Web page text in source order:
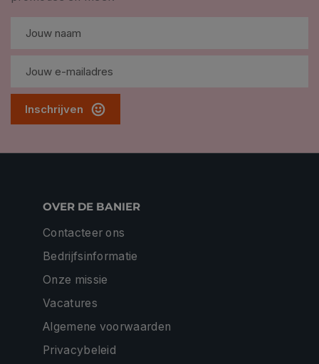
Inschrijven
OVER DE BANIER
Contacteer ons
Bedrijfsinformatie
Onze missie
Vacatures
Algemene voorwaarden
Privacybeleid